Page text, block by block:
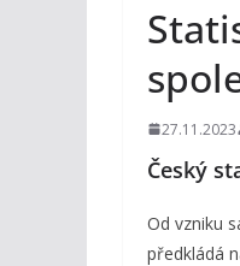
27.11.2023
Český
Od vzniku
předkládá